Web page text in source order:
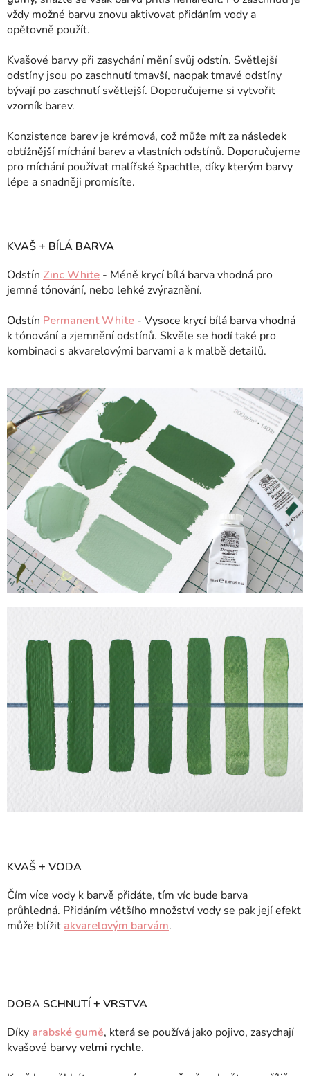
vždy možné barvu znovu aktivovat přidáním vody a
opětovně použít.
Kvašové barvy při zasychání mění svůj odstín. Světlejší
odstíny jsou po zaschnutí tmavší, naopak tmavé odstíny
bývají po zaschnutí světlejší. Doporučujeme si vytvořit
vzorník barev.
Konzistence barev je krémová, což může mít za následek
obtížnější míchání barev a vlastních odstínů. Doporučujeme
pro míchání používat malířské špachtle, díky kterým barvy
lépe a snadněji promísíte.
KVAŠ + BÍLÁ BARVA
Odstín Zinc White - Méně krycí bílá barva vhodná pro
jemné tónování, nebo lehké zvýraznění.
Odstín Permanent White - Vysoce krycí bílá barva vhodná
k tónování a zjemnění odstínů. Skvěle se hodí také pro
kombinaci s akvarelovými barvami a k malbě detailů.
KVAŠ + VODA
Čím více vody k barvě přidáte, tím víc bude barva
průhledná. Přidáním většího množství vody se pak její efekt
může blížit akvarelovým barvám.
DOBA SCHNUTÍ + VRSTVA
Díky arabské gumě, která se používá jako pojivo, zasychají
kvašové barvyvelmi rychle.